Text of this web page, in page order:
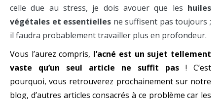
celle due au stress, je dois avouer que les huiles
végétales et essentielles ne suffisent pas toujours ;
il faudra probablement travailler plus en profondeur.
Vous l’aurez compris, l’acné est un sujet tellement
vaste qu’un seul article ne suffit pas ! C’est
pourquoi, vous retrouverez prochainement sur notre
blog, d’autres articles consacrés à ce problème car les